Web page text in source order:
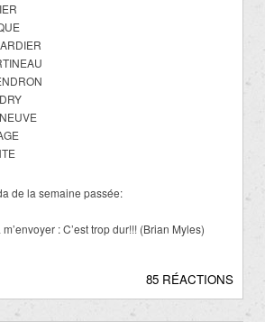
de la semaine passée:
: C’est trop dur!!! (Brian Myles)
85 RÉACTIONS